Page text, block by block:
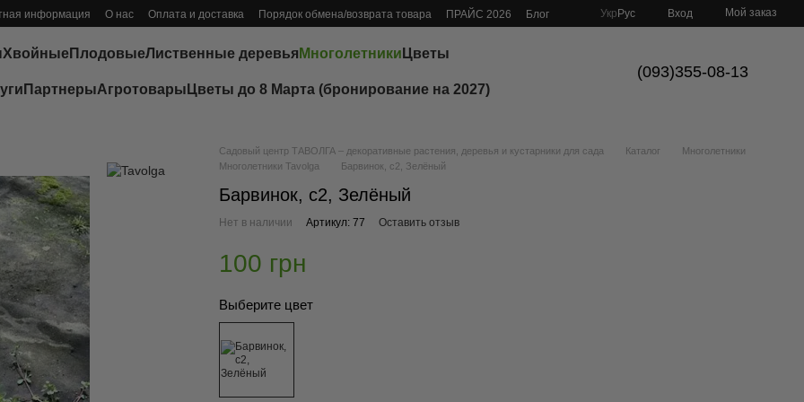
информация О нас Оплата и доставка Порядок обмена/возврата товара ПРАЙС 2026
Блог
Укр Рус Вход Мой заказ
ХвойныеПлодовыеЛиственные деревья Многолетники Цветы
ПартнерыАгротовары Цветы до 8 Марта (бронирование на 2027)
(093)355-08-13
Садовый центр ТАВОЛГА – декоративные растения, деревья и кустарники для сада Каталог
Многолетники
Многолетники Tavolga
Барвинок, с2, Зелёный
Барвинок, с2, Зелёный
Нет в наличии Артикул: 77 Оставить отзыв
100 грн
Выберите цвет